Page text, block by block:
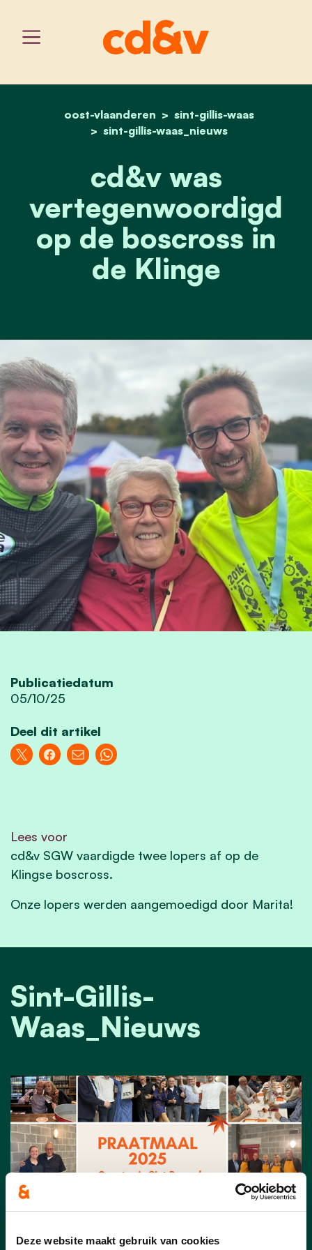
Deze website maakt gebruik van cookies
home
oost-vlaanderen
sint-gillis-waas
sint-gillis-waas_nieuws
cd&v was
cd&v was
vertegenwoordigd
op de boscross in
de Klinge
Publicatiedatum
05/10/25
Deel dit artikel
Lees voor
cd&v SGW vaardigde twee lopers af op de
Klingse boscross.
Onze lopers werden aangemoedigd door Marita!
Sint-Gillis-
Waas_Nieuws